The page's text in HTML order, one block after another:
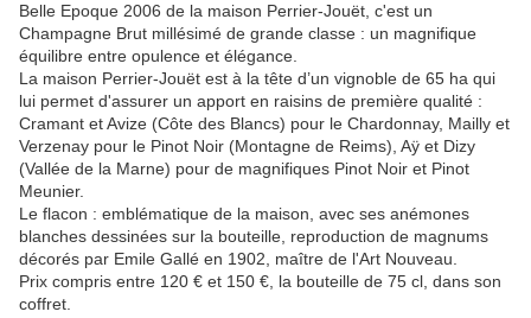
Belle Epoque 2006 de la maison Perrier-Jouët, c'est un
Champagne Brut millésimé de grande classe : un magnifique
équilibre entre opulence et élégance.
La maison Perrier-Jouët est à la tête d’un vignoble de 65 ha qui
lui permet d'assurer un apport en raisins de première qualité :
Cramant et Avize (Côte des Blancs) pour le Chardonnay, Mailly et
Verzenay pour le Pinot Noir (Montagne de Reims), Aÿ et Dizy
(Vallée de la Marne) pour de magnifiques Pinot Noir et Pinot
Meunier.
Le flacon : emblématique de la maison, avec ses anémones
blanches dessinées sur la bouteille, reproduction de magnums
décorés par Emile Gallé en 1902, maître de l'Art Nouveau.
Prix compris entre 120 € et 150 €, la bouteille de 75 cl, dans son
coffret.